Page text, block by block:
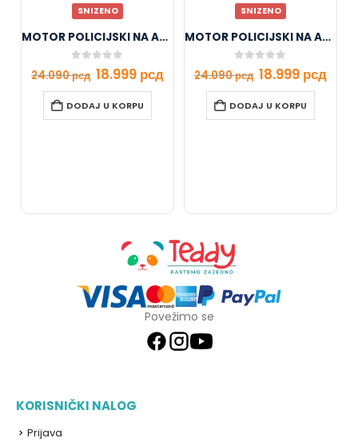
SNIZENO
MOTOR POLICIJSKI NA AKUMULATOR BELI 11/015
out of 5
24.090рсд 18.999 рсд
DODAJ U KORPU
SNIZENO
MOTOR POLICIJSKI NA AKUMULATOR CRNI 11/015-1
out of 5
24.090рсд 18.999 рсд
DODAJ U KORPU
Povežimo se
KORISNIČKI NALOG
Prijava